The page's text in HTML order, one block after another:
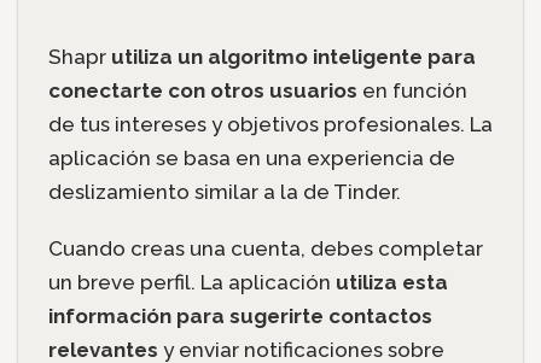
Shapr utiliza un algoritmo inteligente para
conectarte con otros usuarios en función
de tus intereses y objetivos profesionales. La
aplicación se basa en una experiencia de
deslizamiento similar a la de Tinder.
Cuando creas una cuenta, debes completar
un breve perfil. La aplicación utiliza esta
información para sugerirte contactos
relevantes y enviar notificaciones sobre